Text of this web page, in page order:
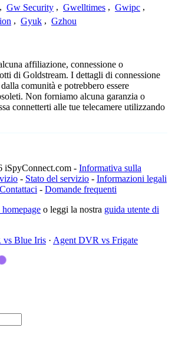
, Gw Security , Gwelltimes , Gwipc ,
, Gyuk , Gzhou
affiliazione, connessione o
di Goldstream. I dettagli di connessione
comunità e potrebbero essere
Non forniamo alcuna garanzia o
connetterti alle tue telecamere utilizzando
iSpyConnect.com - Informativa sulla
- Stato del servizio - Informazioni legali
Contattaci - Domande frequenti
o leggi la nostra guida utente di
vs Blue Iris · Agent DVR vs Frigate